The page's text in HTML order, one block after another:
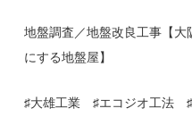
地盤調査／地盤改良工事【
にする地盤屋】
♯大雄工業 ♯エコジオ工法 ♯